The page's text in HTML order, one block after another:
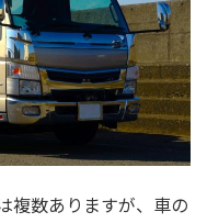
複数ありますが、車の